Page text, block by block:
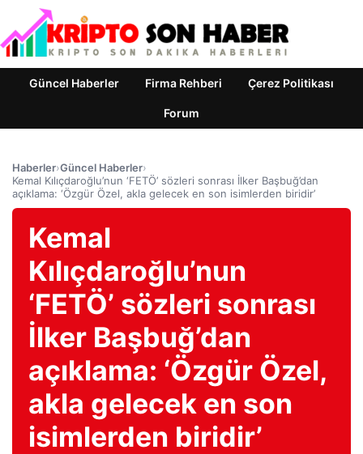
Güncel Haberler Firma Rehberi Çerez Politikası
Forum
Haberler›Güncel Haberler›
Kemal Kılıçdaroğlu’nun ‘FETÖ’ sözleri sonrası İlker Başbuğ’dan
açıklama: ‘Özgür Özel, akla gelecek en son isimlerden biridir’
Kemal
Kılıçdaroğlu’nun
‘FETÖ’ sözleri sonrası
İlker Başbuğ’dan
açıklama: ‘Özgür Özel,
akla gelecek en son
isimlerden biridir’